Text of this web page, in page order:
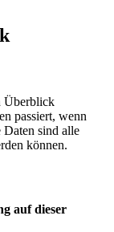
Überblick
passiert, wenn
Daten sind alle
können.
auf dieser